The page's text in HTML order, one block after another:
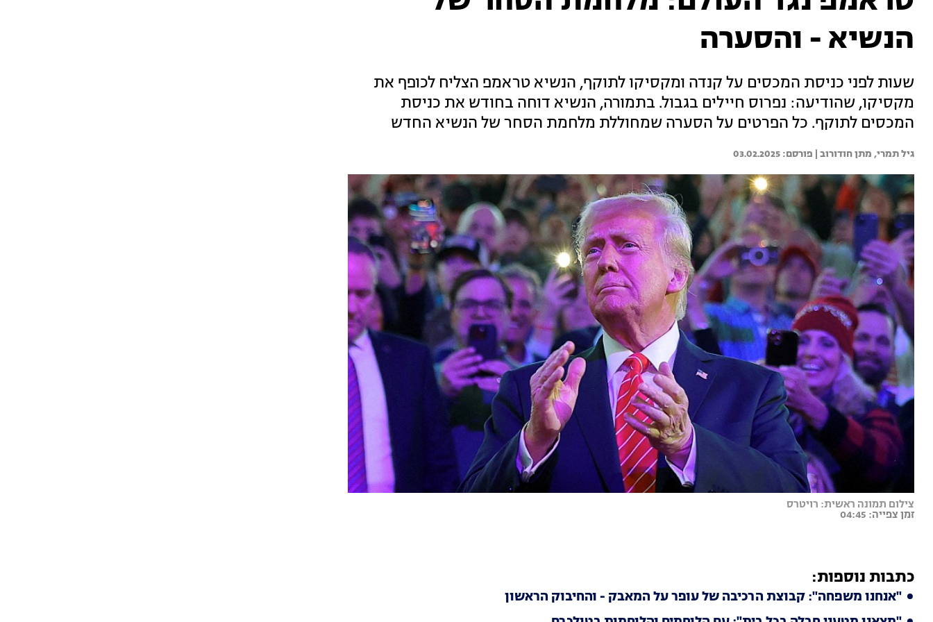
הנשיא - והסערה
שעות לפני כניסת המכסים על קנדה ומקסיקו לתוקף, הנשיא טראמפ הצליח לכופף את
מקסיקו, שהודיעה: נפרוס חיילים בגבול. בתמורה, הנשיא דוחה בחודש את כניסת
המכסים לתוקף. כל הפרטים על הסערה שמחוללת מלחמת הסחר של הנשיא החדש
גיל תמרי, מתן חודורוב | 03.02.2025
צילום תמונה ראשית: רויטרס
זמן צפייה: 04:45
כתבות נוספות:
"אנחנו משפחה": קבוצת הרכיבה של עופר על המאבק - והחיבוק הראשון